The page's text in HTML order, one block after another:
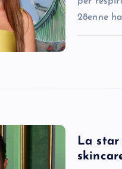
28enne
La